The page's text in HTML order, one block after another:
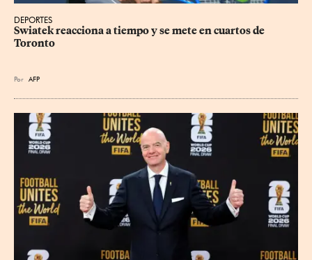
DEPORTES
Swiatek reacciona a tiempo y se mete en cuartos de
Toronto
Por AFP